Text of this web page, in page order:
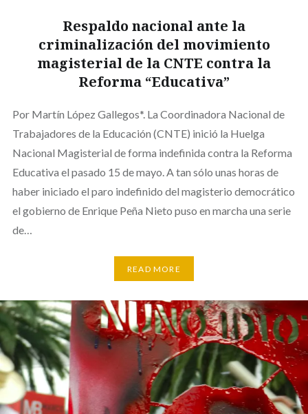
Respaldo nacional ante la
criminalización del movimiento
magisterial de la CNTE contra la
Reforma “Educativa”
Por Martín López Gallegos*. La Coordinadora Nacional de
Trabajadores de la Educación (CNTE) inició la Huelga
Nacional Magisterial de forma indefinida contra la Reforma
Educativa el pasado 15 de mayo. A tan sólo unas horas de
haber iniciado el paro indefinido del magisterio democrático
el gobierno de Enrique Peña Nieto puso en marcha una serie
de…
READ MORE